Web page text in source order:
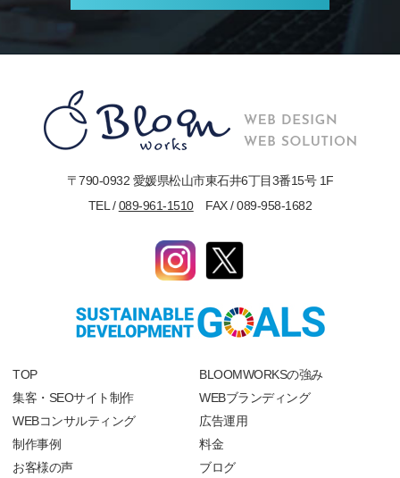
〒790-0932 愛媛県松山市東石井6丁目3番15号 1F
TEL /089-961-1510FAX / 089-958-1682
TOP
BLOOMWORKSの強み
集客・SEOサイト制作
WEBブランディング
WEBコンサルティング
広告運用
制作事例
料金
お客様の声
ブログ